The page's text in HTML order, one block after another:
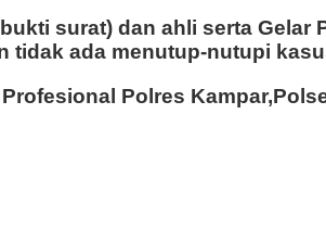
surat) dan ahli serta Gelar
tidak ada menutup-nutupi
Polres